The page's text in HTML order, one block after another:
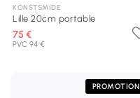
KONSTSMIDE
Lille 20cm portable
75 €
PVC 94 €
PROMOTION